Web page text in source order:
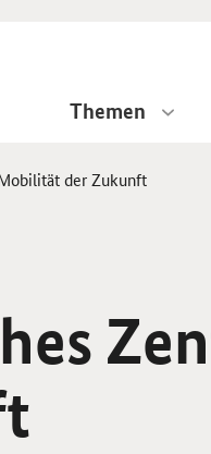
Themen
der Zukunft